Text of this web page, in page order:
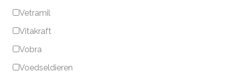
Vetramil
Vitakraft
Vobra
Voedseldieren